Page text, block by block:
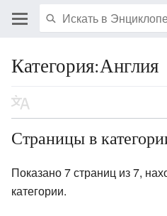
Категория:Англия
Страницы в
Показано 7 страниц из 7,
категории.